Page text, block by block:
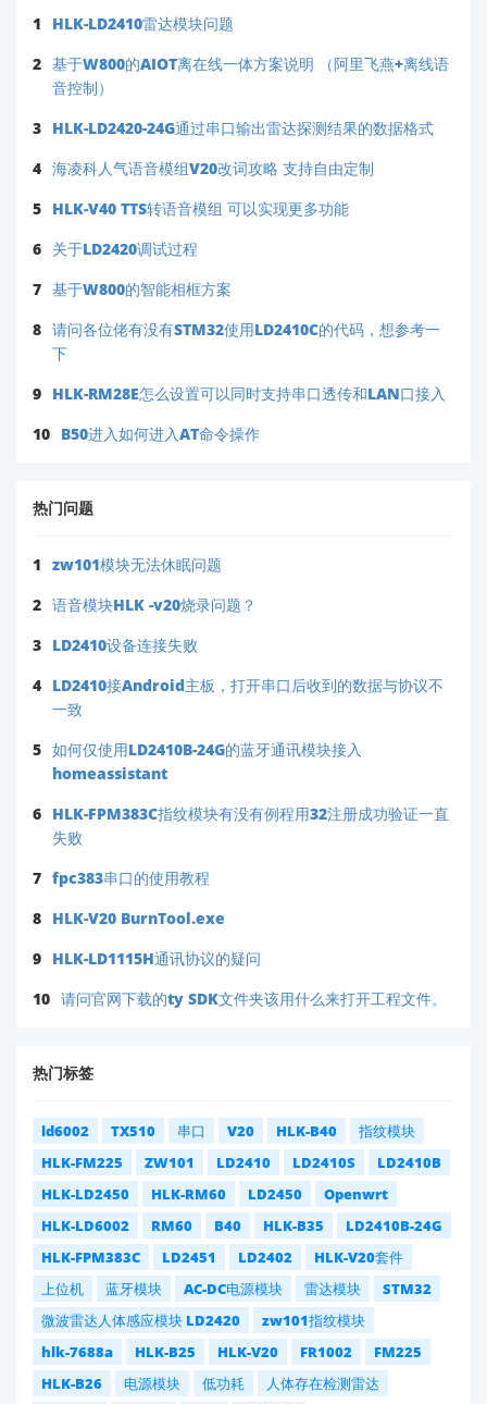
我们的技术团队将在24 小时内
📌提示
码示例及常见问题解答。
1
HLK-LD2410雷达模块问题
2 基于W800的AIOT离在线一体方案说明 （阿里飞燕+离线语
音控制）
3 HLK-LD2420-24G通过串口输出雷达探测结果的数据格式
4 海凌科人气语音模组V20改词攻略 支持自由定制
5 HLK-V40 TTS转语音模组 可以实现更多功能
6 关于LD2420调试过程
7 基于W800的智能相框方案
8 请问各位佬有没有STM32使用LD2410C的代码，想参考一
下
9 HLK-RM28E怎么设置可以同时支持串口透传和LAN口接入
10 B50进入如何进入AT命令操作
热门问题
1 zw101模块无法休眠问题
2 语音模块HLK -v20烧录问题？
3 LD2410设备连接失败
4 LD2410接Android主板，打开串口后收到的数据与协议不
一致
5 如何仅使用LD2410B-24G的蓝牙通讯模块接入
homeassistant
6 HLK-FPM383C指纹模块有没有例程用32注册成功验证一直
失败
7 fpc383串口的使用教程
8 HLK-V20 BurnTool.exe
9 HLK-LD1115H通讯协议的疑问
10 请问官网下载的ty SDK文件夹该用什么来打开工程文件。
热门标签
ld6002 TX510 串口 V20 HLK-B40
指纹模块
HLK-FM225
ZW101 LD2410 LD2410S
LD2410B
HLK-LD2450
HLK-RM60 LD2450
Openwrt
HLK-LD6002
RM60 B40 HLK-B35
LD2410B-24G
HLK-FPM383C
LD2451 LD2402
HLK-V20套件
上位机
蓝牙模块 AC-DC电源模块 雷达模块
STM32
微波雷达人体感应模块 LD2420
zw101指纹模块
hlk-7688a
HLK-B25 HLK-V20 FR1002
FM225
HLK-B26
电源模块 低功耗
人体存在检测雷达